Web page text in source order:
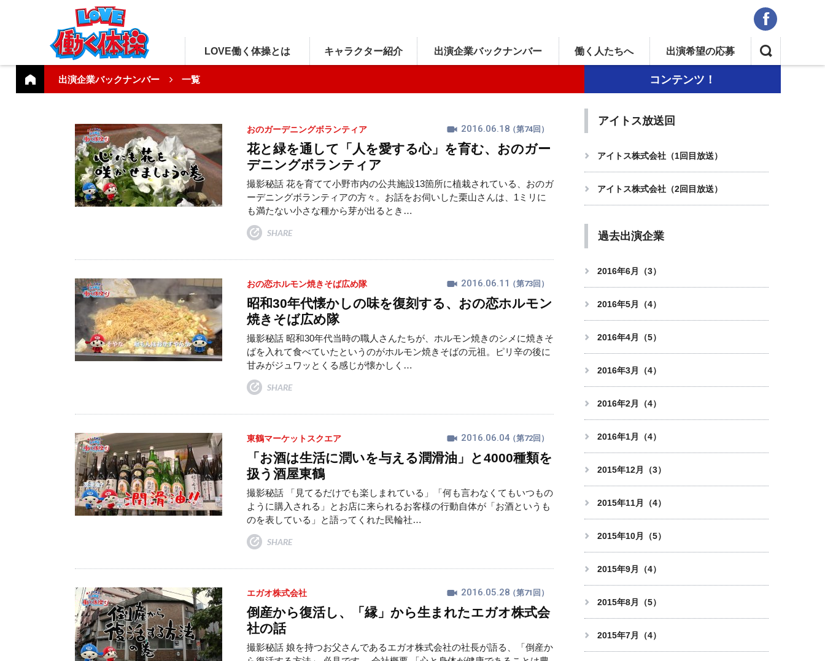
出演企業バックナンバー 一覧 コンテンツ！
おのガーデニングボランティア 2016.06.18（第74回）
花と緑を通して「人を愛する心」を育む、おのガー
デニングボランティア
撮影秘話 花を育てて小野市内の公共施設13箇所に植栽されている、おのガ
ーデニングボランティアの方々。お話をお伺いした栗山さんは、1ミリに
も満たない小さな種から芽が出るとき…
SHARE
おの恋ホルモン焼きそば広め隊 2016.06.11 （第73回）
昭和30年代懐かしの味を復刻する、おの恋ホルモン
焼きそば広め隊
撮影秘話 昭和30年代当時の職人さんたちが、ホルモン焼きのシメに焼きそ
ばを入れて食べていたというのがホルモン焼きそばの元祖。ピリ辛の後に
甘みがジュワッとくる感じが懐かしく…
SHARE
東鶴マーケットスクエア 2016.06.04（第72回）
「お酒は生活に潤いを与える潤滑油」と4000種類を
扱う酒屋東鶴
撮影秘話 「見てるだけでも楽しまれている」「何も言わなくてもいつもの
ように購入される」とお店に来られるお客様の行動自体が「お酒というも
のを表している」と語ってくれた民輪社…
SHARE
エガオ株式会社 2016.05.28（第71回）
倒産から復活し、「縁」から生まれたエガオ株式会
社の話
撮影秘話 娘を持つお父さんであるエガオ株式会社の社長が語る、「倒産か
アイトス放送回
アイトス株式会社（1回目放送）
アイトス株式会社（2回目放送）
過去出演企業
2016年6月（3）
2016年5月（4）
2016年4月（5）
2016年3月（4）
2016年2月（4）
2016年1月（4）
2015年12月（3）
2015年11月（4）
2015年10月（5）
2015年9月（4）
2015年8月（5）
2015年7月（4）
,
f
LOVE働く体操とは キャラクター紹介 出演企業バックナンバー 働く人たちへ 出演希望の応募